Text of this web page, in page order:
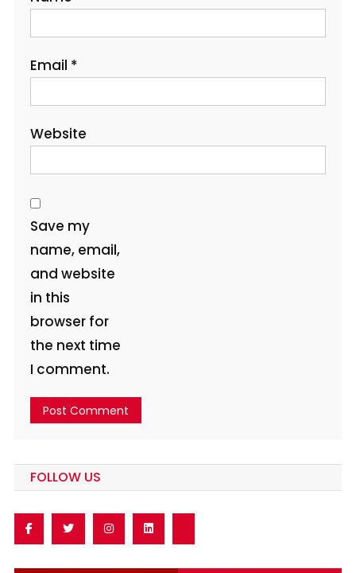
Email *
Website
Save my
name, email,
and website
in this
browser for
the next time
I comment.
FOLLOW US